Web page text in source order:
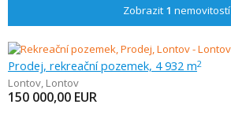
Zobrazit 1 nemovitostí
Prodej, rekreační pozemek, 4 932 m2
Lontov, Lontov
150 000,00 EUR